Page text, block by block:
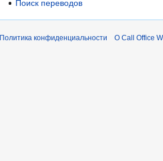
Поиск переводов
Политика конфиденциальности О Call Office